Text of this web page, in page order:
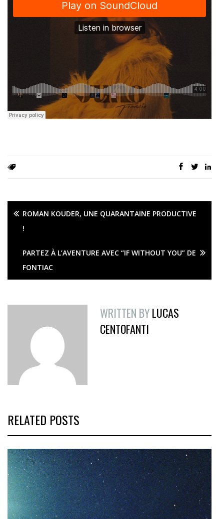
ROMAN KOUDER, UNE QUARANTAINE PRODUCTIVE
!
PARTEZ À L’AVENTURE AVEC “IF WITHOUT YOU” DE
FONTIAC
WRITTEN BYLUCAS
CENTOFANTI
RELATED POSTS